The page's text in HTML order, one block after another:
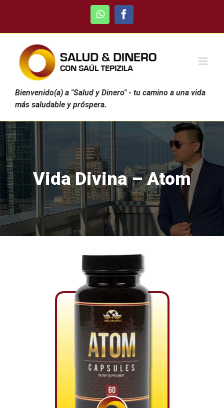
WhatsAppFacebook
Bienvenido(a) a "Salud y Dinero" - tu camino a una vida
más saludable y próspera.
Vida Divina – Atom